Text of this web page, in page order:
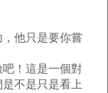
他只是要你嘗
！這是一個對
不是只是看上